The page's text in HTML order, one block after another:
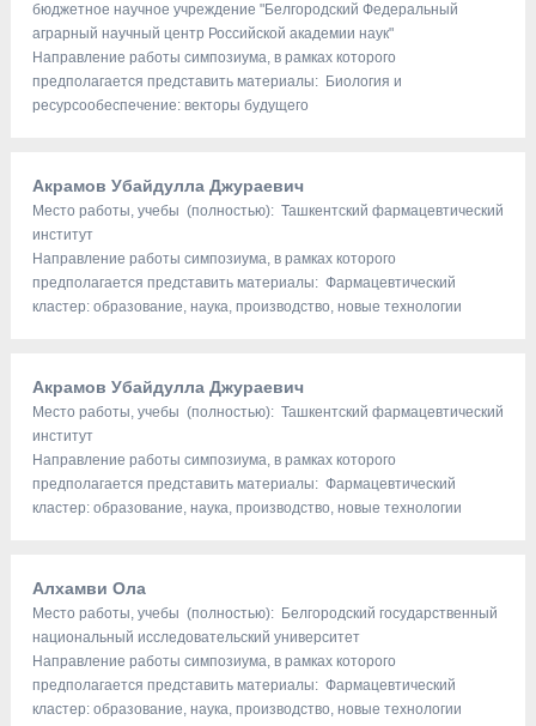
бюджетное научное учреждение "Белгородский Федеральный
аграрный научный центр Российской академии наук"
Направление работы симпозиума, в рамках которого
предполагается представить материалы: Биология и
ресурсообеспечение: векторы будущего
Акрамов Убайдулла Джураевич
Место работы, учебы (полностью): Ташкентский фармацевтический
институт
Направление работы симпозиума, в рамках которого
предполагается представить материалы: Фармацевтический
кластер: образование, наука, производство, новые технологии
Акрамов Убайдулла Джураевич
Место работы, учебы (полностью): Ташкентский фармацевтический
институт
Направление работы симпозиума, в рамках которого
предполагается представить материалы: Фармацевтический
кластер: образование, наука, производство, новые технологии
Алхамви Ола
Место работы, учебы (полностью): Белгородский государственный
национальный исследовательский университет
Направление работы симпозиума, в рамках которого
предполагается представить материалы: Фармацевтический
кластер: образование, наука, производство, новые технологии